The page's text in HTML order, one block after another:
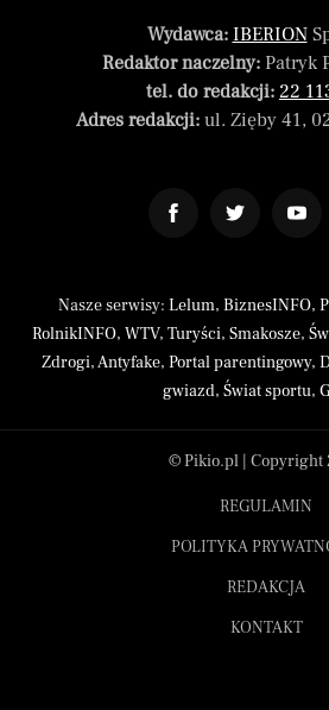
Wydawca: IBERION
Redaktor naczelny:Patryk
tel. do redakcji: 22
Adres redakcji:ul. Zięby 41,
Nasze serwisy: Lelum, BiznesINFO,
RolnikINFO, WTV, Turyści, Smakosze,
Zdrogi,Antyfake, Portal parentingowy,
gwiazd, Świat sportu,
© Pikio.pl | Copyright
REGULAMIN
POLITYKA
REDAKCJA
KONTAKT